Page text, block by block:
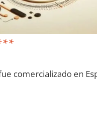
comercializado en